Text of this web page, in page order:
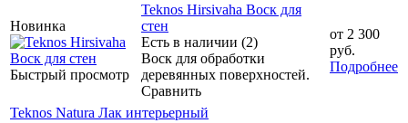
Новинка
Быстрый просмотр
Teknos Hirsivaha Воск для
стен
Есть в наличии (2)
Воск для обработки
деревянных поверхностей.
Сравнить
от 2 300
руб.
Подробнее
Teknos Natura Лак интерьерный